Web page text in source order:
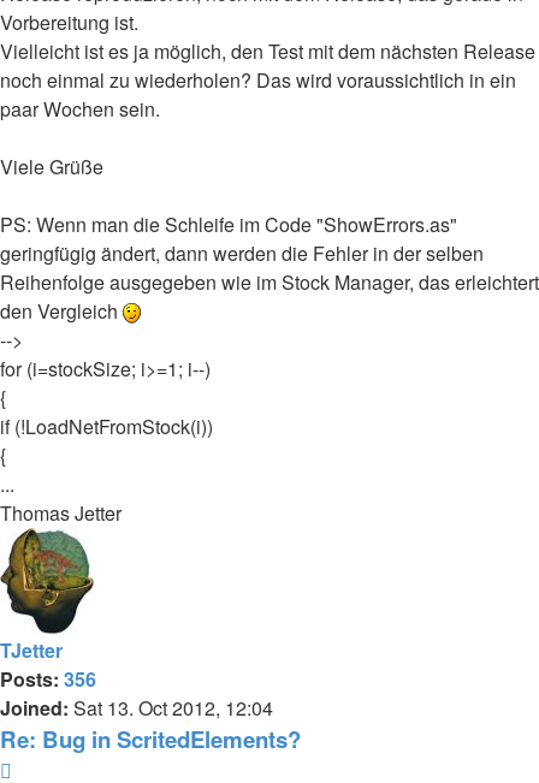
Vorbereitung ist.
Vielleicht ist es ja möglich, den Test mit dem nächsten Release
noch einmal zu wiederholen? Das wird voraussichtlich in ein
paar Wochen sein.
Viele Grüße
PS: Wenn man die Schleife im Code "ShowErrors.as"
geringfügig ändert, dann werden die Fehler in der selben
Reihenfolge ausgegeben wie im Stock Manager, das erleichtert
den Vergleich
-->
for (i=stockSize; i>=1; i--)
{
if (!LoadNetFromStock(i))
{
...
Thomas Jetter
TJetter
Posts: 356
Joined: Sat 13. Oct 2012, 12:04
Re: Bug in ScritedElements?